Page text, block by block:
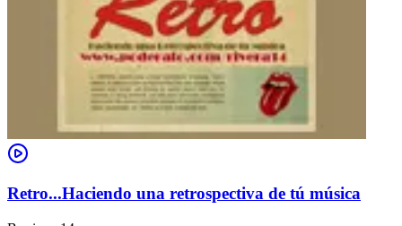
Retro...Haciendo una retrospectiva de tú música